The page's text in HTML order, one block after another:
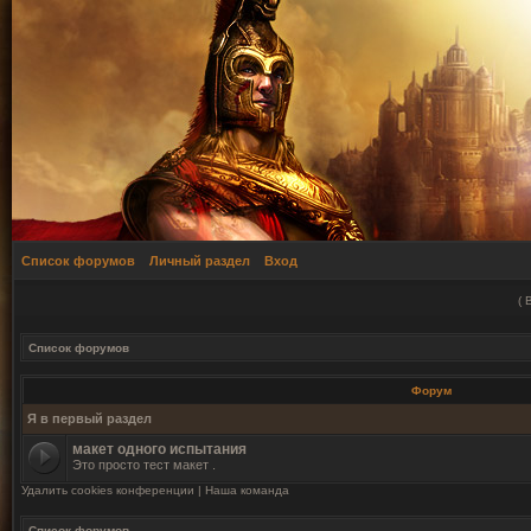
Список форумов Личный раздел Вход
(
Список форумов
Форум
Я в первый раздел
макет одного испытания
Это просто тест макет .
Удалить cookies конференции | Наша команда